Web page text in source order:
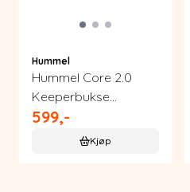
Hummel
Hummel Core 2.0
Keeperbukse
håndball
599,-
Kjøp